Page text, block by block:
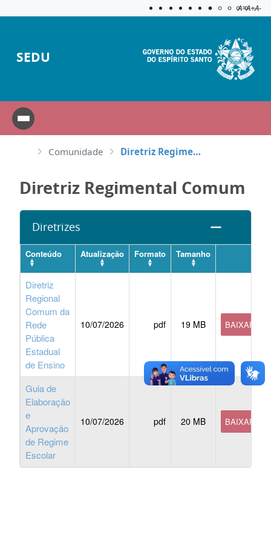
Aplicar
A=A+A-
SEDU
Comunidade Diretriz Regimental Comum
Diretriz Regimental Comum
Diretrizes
Conteúdo Atualização Formato Tamanho
Diretriz
Regional
Comum da
Rede
Pública
Estadual
de Ensino
10/07/2026 pdf 19 MB BAIXAR
Guia de
Elaboração
e
Aprovação
de Regime
Escolar
10/07/2026 pdf 20 MB BAIXAR